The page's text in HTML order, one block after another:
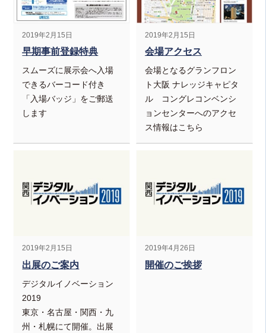
2019年2月15日
早期事前登録特典
スムーズに展示会へ入場
できるバーコード付き
「入場バッジ」をご郵送
します
2019年2月15日
会場アクセス
会場となるグランフロン
ト大阪 ナレッジキャピタ
ル コングレコンベンシ
ョンセンターへのアクセ
ス情報はこちら
2019年2月15日
出展のご案内
デジタルイノベーション
2019
東京・名古屋・関西・九
州・札幌にて開催。出展
2019年4月26日
開催のご挨拶